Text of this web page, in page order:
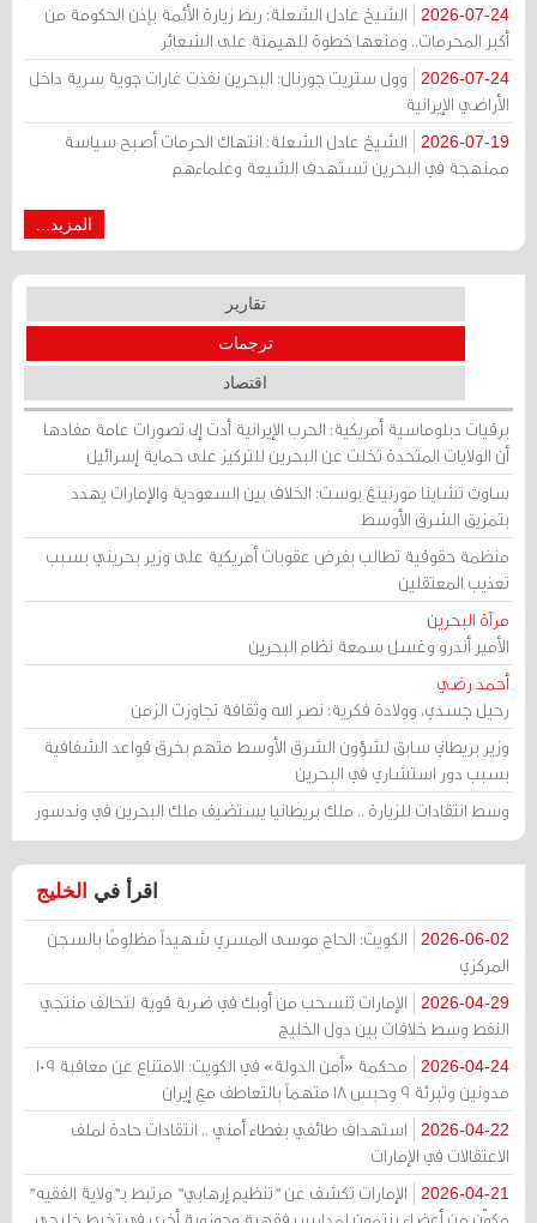
2026-07-24
الشيخ عادل الشعلة: ربط زيارة الأئمة بإذن الحكومة من
أكبر المحرمات.. ومنعها خطوة للهيمنة على الشعائر
2026-07-24
وول ستريت جورنال: البحرين نفذت غارات جوية سرية داخل
الأراضي الإيرانية
2026-07-19
الشيخ عادل الشعلة: انتهاك الحرمات أصبح سياسة
ممنهجة في البحرين تستهدف الشيعة وعلماءهم
المزيد...
تقارير
ترجمات
اقتصاد
برقيات دبلوماسية أمريكية: الحرب الإيرانية أدت إلى تصورات عامة مفادها
أن الولايات المتحدة تخلت عن البحرين للتركيز على حماية إسرائيل
ساوث تشاينا مورنينغ بوست: الخلاف بين السعودية والإمارات يهدد
بتمزيق الشرق الأوسط
منظمة حقوقية تطالب بفرض عقوبات أمريكية على وزير بحريني بسبب
تعذيب المعتقلين
مرآة البحرين
الأمير أندرو وغسل سمعة نظام البحرين
أحمد رضي
رحيل جسدي، وولادة فكرية: نصر الله وثقافة تجاوزت الزمن
وزير بريطاني سابق لشؤون الشرق الأوسط متهم بخرق قواعد الشفافية
بسبب دور استشاري في البحرين
وسط انتقادات للزيارة .. ملك بريطانيا يستضيف ملك البحرين في وندسور
اقرأ في الخليج
2026-06-02
الكويت: الحاج موسى المسري شهيداً مظلومًا بالسجن
المركزي
2026-04-29
الإمارات تنسحب من أوبك في ضربة قوية لتحالف منتجي
النفط وسط خلافات بين دول الخليج
2026-04-24
محكمة «أمن الدولة» في الكويت: الامتناع عن معاقبة 109
مدونين وتبرئة 9 وحبس 18 متهماً بالتعاطف مع إيران
2026-04-22
استهداف طائفي بغطاء أمني .. انتقادات حادة لملف
الاعتقالات في الإمارات
2026-04-21
الإمارات تكشف عن "تنظيم إرهابي" مرتبط بـ"ولاية الفقيه"